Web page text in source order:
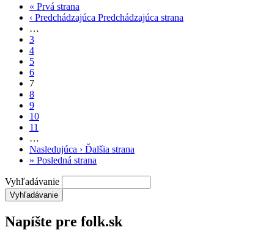
« Prvá strana
‹ Predchádzajúca Predchádzajúca strana
…
3
4
5
6
7
8
9
10
11
…
Nasledujúca › Ďalšia strana
» Posledná strana
Vyhľadávanie
Napíšte pre folk.sk